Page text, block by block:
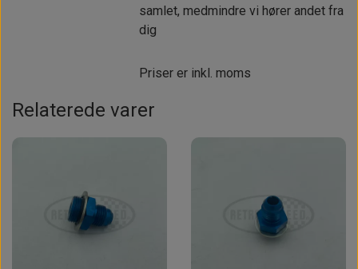
samlet, medmindre vi hører andet fra
dig
Priser er inkl. moms
Relaterede varer